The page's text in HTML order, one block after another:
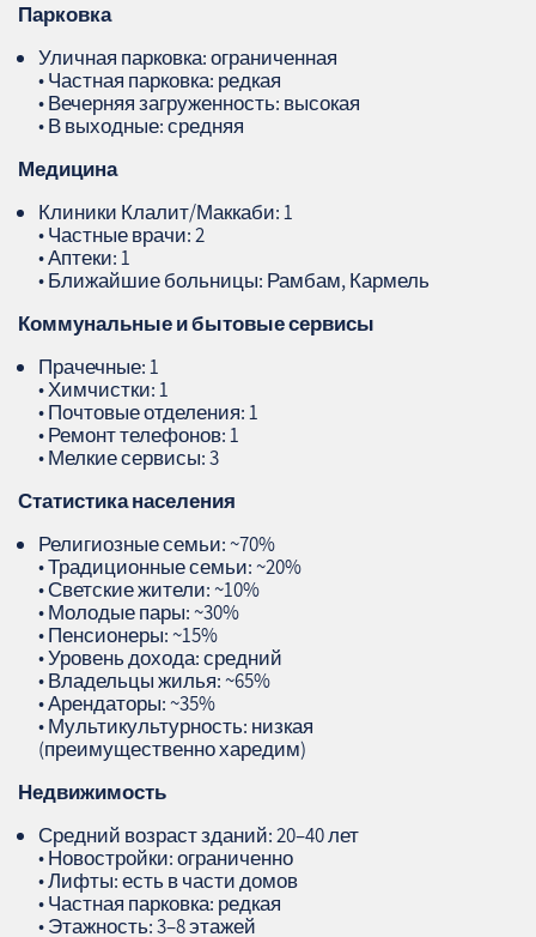
Парковка
Уличная парковка: ограниченная
• Частная парковка: редкая
• Вечерняя загруженность: высокая
• В выходные: средняя
Медицина
Клиники Клалит/Маккаби: 1
• Частные врачи: 2
• Аптеки: 1
• Ближайшие больницы: Рамбам, Кармель
Коммунальные и бытовые сервисы
Прачечные: 1
• Химчистки: 1
• Почтовые отделения: 1
• Ремонт телефонов: 1
• Мелкие сервисы: 3
Статистика населения
Религиозные семьи: ~70%
• Традиционные семьи: ~20%
• Светские жители: ~10%
• Молодые пары: ~30%
• Пенсионеры: ~15%
• Уровень дохода: средний
• Владельцы жилья: ~65%
• Арендаторы: ~35%
• Мультикультурность: низкая
(преимущественно харедим)
Недвижимость
Средний возраст зданий: 20–40 лет
• Новостройки: ограниченно
• Лифты: есть в части домов
• Частная парковка: редкая
• Этажность: 3–8 этажей